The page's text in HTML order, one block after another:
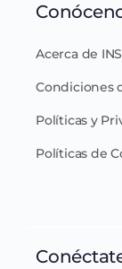
Acerca de
Condiciones
Políticas y
Políticas de